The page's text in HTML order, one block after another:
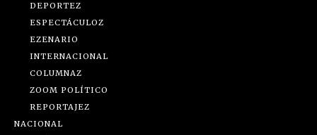
DEPORTEZ
ESPECTÁCULOZ
EZENARIO
INTERNACIONAL
COLUMNAZ
ZOOM POLÍTICO
REPORTAJEZ
NACIONAL